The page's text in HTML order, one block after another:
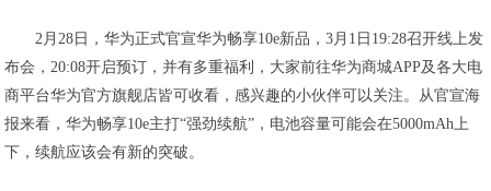
2月28日，华为正式官宣华为畅享10e新品，3月1日19:28召开线上发
布会，20:08开启预订，并有多重福利，大家前往华为商城APP及各大电
商平台华为官方旗舰店皆可收看，感兴趣的小伙伴可以关注。从官宣海
报来看，华为畅享10e主打“强劲续航”，电池容量可能会在5000mAh上
下，续航应该会有新的突破。